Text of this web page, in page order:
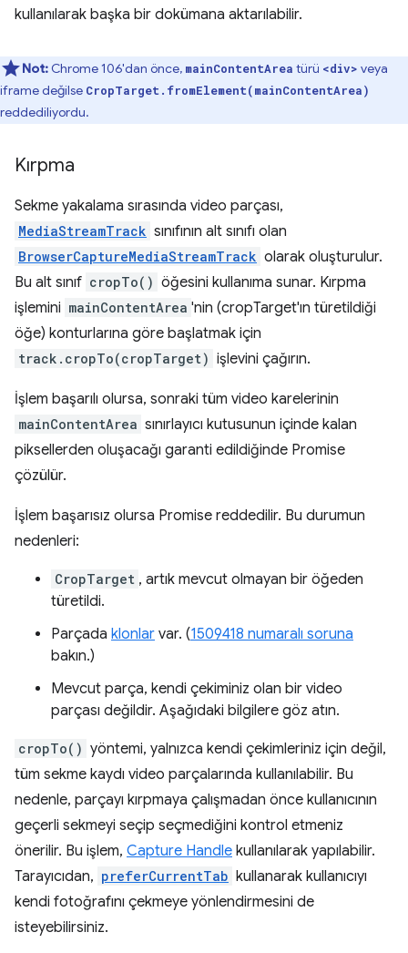
kullanılarak başka bir dokümana aktarılabilir.
Not: Chrome 106'dan önce, mainContentArea türü <div> veya
iframe değilse CropTarget.fromElement(mainContentArea)
reddediliyordu.
Kırpma
Sekme yakalama sırasında video parçası,
MediaStreamTrack sınıfının alt sınıfı olan
BrowserCaptureMediaStreamTrack olarak oluşturulur.
Bu alt sınıf cropTo() öğesini kullanıma sunar. Kırpma
işlemini mainContentArea 'nin (cropTarget'ın türetildiği
öğe) konturlarına göre başlatmak için
track.cropTo(cropTarget) işlevini çağırın.
İşlem başarılı olursa, sonraki tüm video karelerinin
mainContentArea sınırlayıcı kutusunun içinde kalan
piksellerden oluşacağı garanti edildiğinde Promise
çözülür.
İşlem başarısız olursa Promise reddedilir. Bu durumun
nedenleri:
CropTarget , artık mevcut olmayan bir öğeden
türetildi.
Parçada klonlar var. (1509418 numaralı soruna
bakın.)
Mevcut parça, kendi çekiminiz olan bir video
parçası değildir. Aşağıdaki bilgilere göz atın.
cropTo() yöntemi, yalnızca kendi çekimleriniz için değil,
tüm sekme kaydı video parçalarında kullanılabilir. Bu
nedenle, parçayı kırpmaya çalışmadan önce kullanıcının
geçerli sekmeyi seçip seçmediğini kontrol etmeniz
önerilir. Bu işlem, Capture Handle kullanılarak yapılabilir.
Tarayıcıdan, preferCurrentTab kullanarak kullanıcıyı
kendi fotoğrafını çekmeye yönlendirmesini de
isteyebilirsiniz.